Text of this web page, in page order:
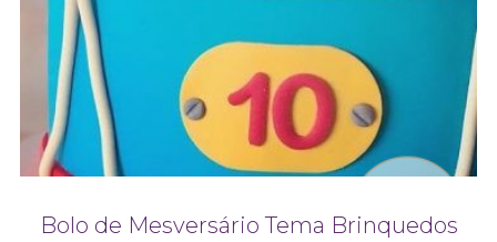
Bolo de Mesversário Tema Brinquedos